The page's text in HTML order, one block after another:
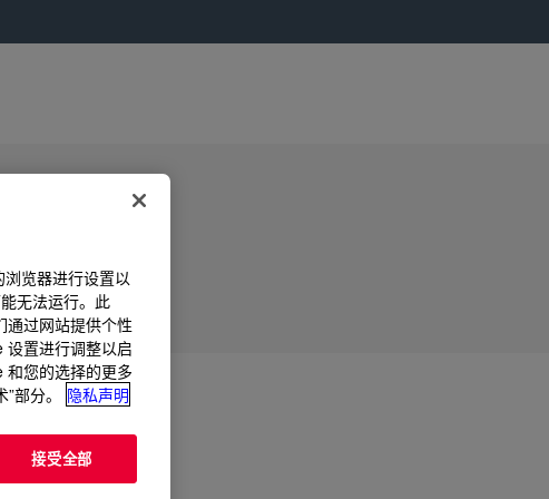
。
览器进行设置以
无法运行。此
通过网站提供个性
设置进行调整以启
和您的选择的更多
部分。
隐私声明
接受全部